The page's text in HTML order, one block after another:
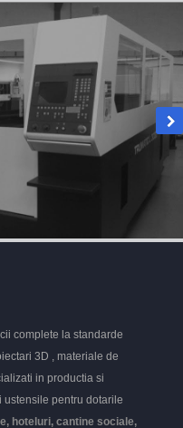
complete la standarde
3D , materiale de
in productia si
ustensile pentru dotarile
hoteluri, cantine sociale,